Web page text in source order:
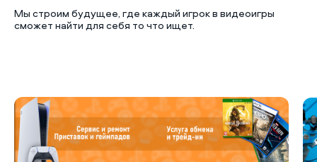
Мы строим будущее, где каждый игрок в видеоигры
сможет найти для себя то что ищет.